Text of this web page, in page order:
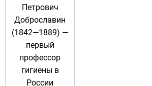
Петрович
Доброславин
(1842—1889) —
первый
профессор
гигиены в
России